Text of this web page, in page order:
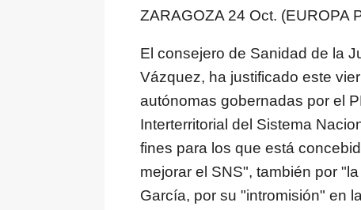
ZARAGOZA 24 Oct. (EUROPA
El consejero de Sanidad de la
Vázquez, ha justificado este
autónomas gobernadas por el
Interterritorial del Sistema
fines para los que está
mejorar el SNS", también por
García, por su "intromisión" en